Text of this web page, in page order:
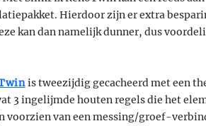
Hierdoor zijn er extra
kan dan namelijk dunner, dus
is tweezijdig gecacheerd met een
3 ingelijmde houten regels die het
voorzien van een messing/groef-